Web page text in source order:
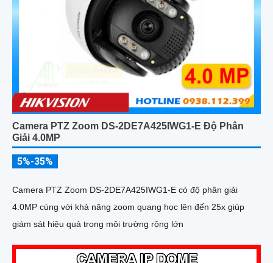
Camera PTZ Zoom DS-2DE7A425IWG1-E Độ Phân
Giải 4.0MP
5%-35%
Camera PTZ Zoom DS-2DE7A425IWG1-E có độ phân giải
4.0MP cùng với khả năng zoom quang học lên đến 25x giúp
giám sát hiệu quả trong môi trường rộng lớn